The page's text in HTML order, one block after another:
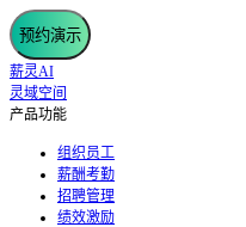
预约演示
薪灵AI
灵域空间
产品功能
组织员工
薪酬考勤
招聘管理
绩效激励